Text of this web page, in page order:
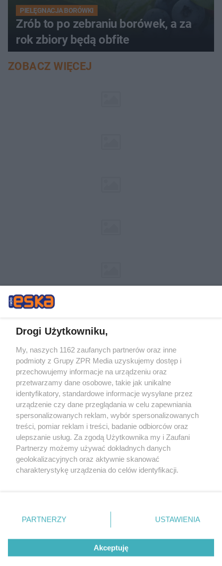
PIELĘGNACJA BORÓWKI
Zrób to po zebraniu borówek, a za
rok zbiory będą obfite
ZOBACZ WIĘCEJ
Żaden utwór zamieszczony w serwisie nie może być powielany i
rozpowszechniany lub dalej rozpowszechniany w jakikolwiek sposób (w
tym także elektroniczny lub mechaniczny) na jakimkolwiek polu
eksploatacji w jakiejkolwiek formie, włącznie z umieszczaniem w
Internecie bez pisemnej zgody właściciela praw. Jakiekolwiek użycie lub
wykorzystanie utworów w całości lub w części z naruszeniem prawa,
tzn. bez właściwej zgody, jest zabronione pod groźbą kary i może być
ścigane prawnie.
© 2026 Grupa ZPR Media
Drogi Użytkowniku,
My, naszych 1162 zaufanych partnerów oraz inne
podmioty z Grupy ZPR Media uzyskujemy dostęp i
przechowujemy informacje na urządzeniu oraz
przetwarzamy dane osobowe, takie jak unikalne
identyfikatory, standardowe informacje wysyłane przez
urządzenie czy dane przeglądania w celu zapewniania
spersonalizowanych reklam, wybór spersonalizowanych
treści, pomiar reklam i treści, badanie odbiorców oraz
ulepszanie usług. Za zgodą Użytkownika my i Zaufani
Partnerzy możemy używać dokładnych danych
geolokalizacyjnych oraz aktywnie skanować
charakterystykę urządzenia do celów identyfikacji.
zmienić/wycofać klikając przycisk ustawień prywatności
znajdujący się w lewym dolnym rogu strony
rodzaje przetwarzania danych nie wymagają zgody
użytkownika, ale masz prawo sprzeciwić się takiemu
przetwarzaniu. Preferencje będą miały zastosowanie tylko
PARTNERZY USTAWIENIA
Akceptuję